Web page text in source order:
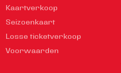
Kaartverkoop
Seizoenkaart
Losse ticketverkoop
Voorwaarden